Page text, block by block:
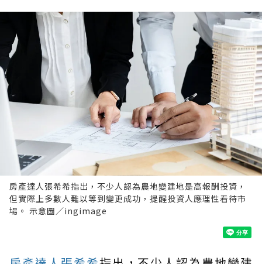
房產達人張希希指出，不少人認為農地變建地是高報酬投資，
但實際上多數人難以等到變更成功，提醒投資人應理性看待市
場。 示意圖／ingimage